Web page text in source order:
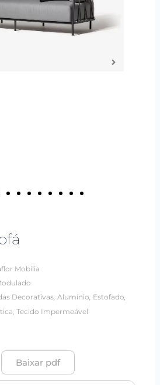
Mobília
Decorativas Alumínio Estofado
Tecido Impermeável
Baixar pdf